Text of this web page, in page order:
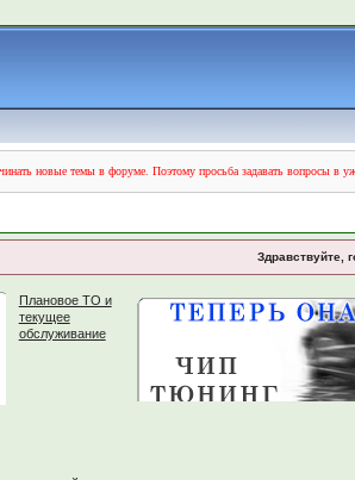
новые темы в форуме. Поэтому просьба задавать вопросы в
Здравствуйте,
Плановое ТО и
текущее
обслуживание